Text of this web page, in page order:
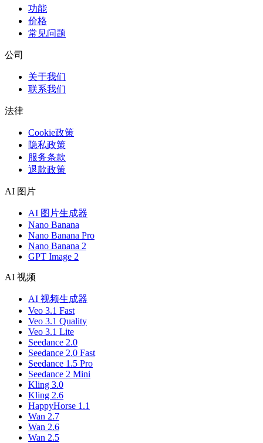
功能
价格
常见问题
公司
关于我们
联系我们
法律
Cookie政策
隐私政策
服务条款
退款政策
AI 图片
AI 图片生成器
Nano Banana
Nano Banana Pro
Nano Banana 2
GPT Image 2
AI 视频
AI 视频生成器
Veo 3.1 Fast
Veo 3.1 Quality
Veo 3.1 Lite
Seedance 2.0
Seedance 2.0 Fast
Seedance 1.5 Pro
Seedance 2 Mini
Kling 3.0
Kling 2.6
HappyHorse 1.1
Wan 2.7
Wan 2.6
Wan 2.5